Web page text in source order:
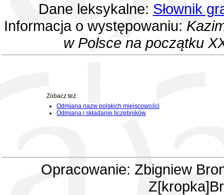
Dane leksykalne: Słownik
Informacja o występowaniu:
w Polsce na początku
Zobacz też:
Odmiana nazw polskich miejscowości
Odmiana i składanie liczebników
Opracowanie: Zbigniew